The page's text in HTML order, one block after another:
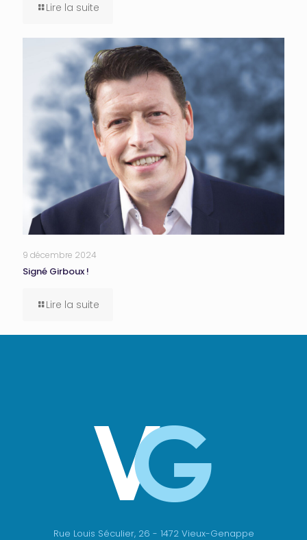
Lire la suite
9 décembre 2024
Signé Girboux !
Lire la suite
Rue Louis Séculier, 26 - 1472 Vieux-Genappe